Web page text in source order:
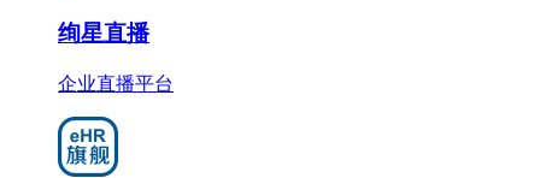
绚星直播
企业直播平台